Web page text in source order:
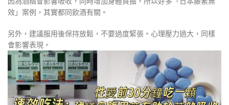
效」案例，其實都同飲酒有關。
另外，建議服用後保持放鬆，不要過度緊張。心理壓力過大，同樣
會影響表現。